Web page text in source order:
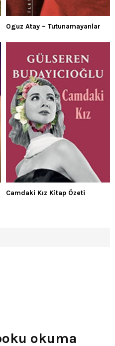
Oguz Atay – Tutunamayanlar
Camdaki Kız Kitap Özeti
okuma